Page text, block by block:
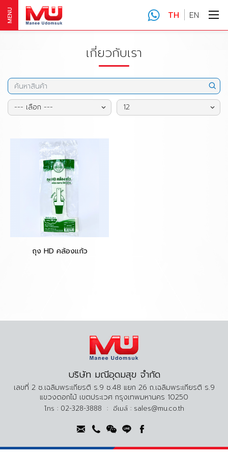
MENU TH EN
เกี่ยวกับเรา
--- เลือก --- 12
ถุง HD คล้องแก้ว
บริษัท มณีอุดมสุข จำกัด
เลขที่ 2 ซ.เฉลิมพระเกียรติ ร.9 ซ.48 แยก 26 ถ.เฉลิมพระเกียรติ ร.9
แขวงดอกไม้ เขตประเวศ กรุงเทพมหานคร 10250
โทร : 02-328-3888 : อีเมล์ : sales@mu.co.th